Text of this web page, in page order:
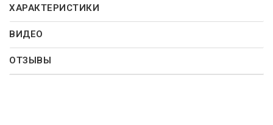
ХАРАКТЕРИСТИКИ
ВИДЕО
ОТЗЫВЫ